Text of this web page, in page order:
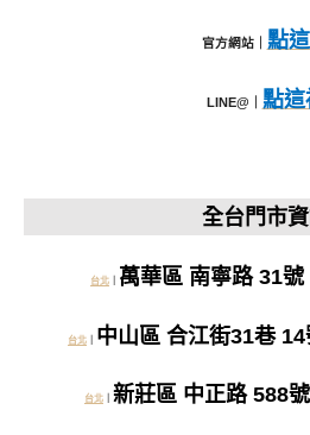
官方網站｜ 點
LINE@｜ 點這
全台門市
台北 萬華區 南寧路 31號
台北 中山區 合江街31巷
台北 新莊區 中正路 588號